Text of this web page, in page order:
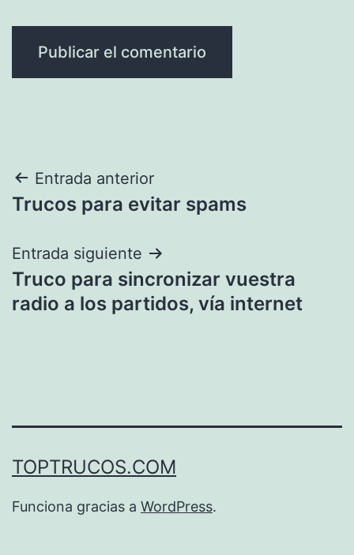
Navegación
de
entradas
Entrada anterior
Trucos para evitar spams
Entrada siguiente
Truco para sincronizar vuestra
radio a los partidos, vía internet
TOPTRUCOS.COM
Funciona gracias a WordPress.